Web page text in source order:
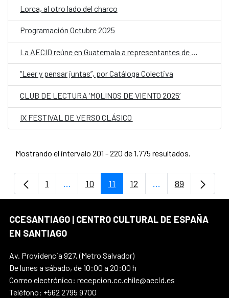
Lorca, al otro lado del charco
Programación Octubre 2025
La AECID reúne en Guatemala a representantes de organizaciones LGTBI+ en una llamada regional contra los discursos de odio y en defensa de la diversidad
“Leer y pensar juntas”, por Catáloga Colectiva
CLUB DE LECTURA ‘MOLINOS DE VIENTO 2025’
IX FESTIVAL DE VERSO CLÁSICO
Mostrando el intervalo 201 - 220 de 1.775 resultados.
Página
1 ...Páginas intermedias Use TAB para
Página
10 Página
11 Página
12 ...PáginasPágina
89
CCESANTIAGO | CENTRO CULTURAL DE ESPAÑA
EN SANTIAGO
Av. Providencia 927, (Metro Salvador)
De lunes a sábado, de 10:00 a 20:00 h
Correo electrónico: recepcion.cc.chile@aecid.es
Teléfono: +562 2795 9700